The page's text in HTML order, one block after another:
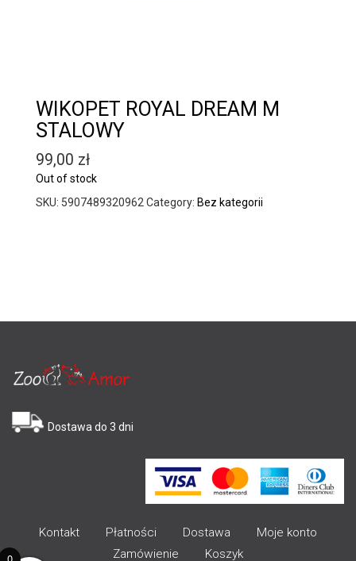
WIKOPET ROYAL DREAM M
STALOWY
99,00 zł
Out of stock
SKU: 5907489320962 Category: Bez kategorii
Dostawa do 3 dni
Kontakt Płatności Dostawa
Moje konto
Zamówienie
Koszyk